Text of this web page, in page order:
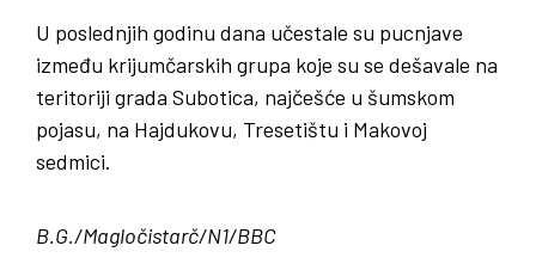
U poslednjih godinu dana učestale su pucnjave
između krijumčarskih grupa koje su se dešavale na
teritoriji grada Subotica, najčešće u šumskom
pojasu, na Hajdukovu, Tresetištu i Makovoj
sedmici.
B.G./Magločistarč/N1/BBC